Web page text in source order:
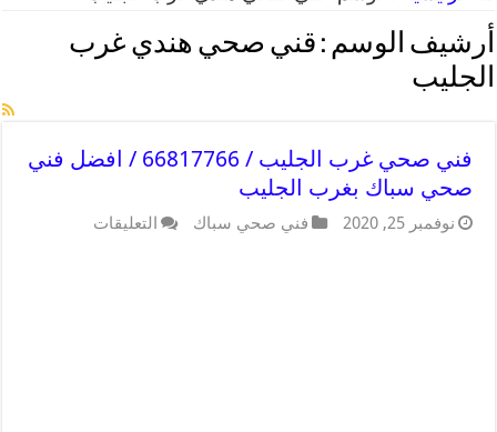
أرشيف الوسم : قني صحي هندي غرب
الجليب
فني صحي غرب الجليب / 66817766 / افضل فني
صحي سباك بغرب الجليب
نوفمبر 25, 2020 فني صحي سباك التعليقات